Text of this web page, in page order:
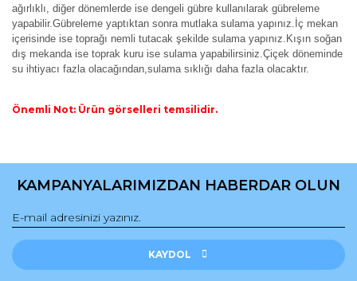
ağırlıklı, diğer dönemlerde ise dengeli gübre kullanılarak gübreleme
yapabilir.Gübreleme yaptıktan sonra mutlaka sulama yapınız.İç mekan
içerisinde ise toprağı nemli tutacak şekilde sulama yapınız.Kışın soğan
dış mekanda ise toprak kuru ise sulama yapabilirsiniz.Çiçek döneminde
su ihtiyacı fazla olacağından,sulama sıklığı daha fazla olacaktır.
Önemli Not: Ürün görselleri temsilidir.
konularda yetersiz gördüğünüz noktaları öneri formunu
Görüş ve önerileriniz için teşekkür ederiz.
Ürün resmi kalitesiz, bozuk veya görüntülenemiyor.
Ürün açıklamasında eksik bilgiler bulunuyor.
KAMPANYALARIMIZDAN HABERDAR OLUN
KAYDOL